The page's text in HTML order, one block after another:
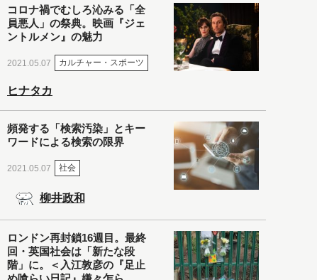
コロナ禍でむしろ沁みる「全
員悪人」の祭典。映画『ジェ
ントルメン』の魅力
2021.05.07 カルチャー・スポーツ
ヒナタカ
頻発する「検索汚染」とキー
ワードによる検索の限界
2021.05.07 社会
柳井政和
ロンドン再封鎖16週目。最終
回・英国社会は「新たな段
階」に。＜入江敦彦の『足止